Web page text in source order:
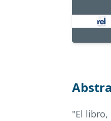
"El libro,